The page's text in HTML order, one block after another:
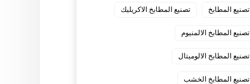
تصنيع المطابخ تصنيع المطابخ الاكريليك
تصنيع المطابخ الالمنيوم
تصنيع المطابخ الالوميتال
تصنيع المطابخ الخشب